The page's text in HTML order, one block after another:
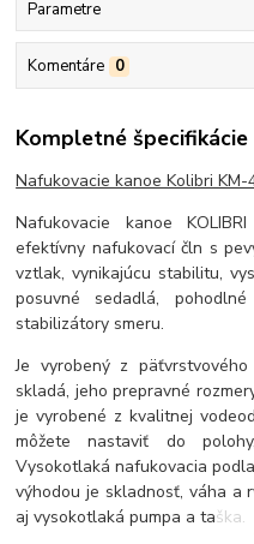
Parametre
Komentáre 0
Kompletné špecifikácie
Nafukovacie kanoe Kolibri KM-
Nafukovacie kanoe
efektívny nafukovací čln s
vztlak, vynikajúcu stabilitu,
posuvné sedadlá,
stabilizátory smeru.
Je vyrobený z
skladá, jeho prepravné
je vyrobené z kvalitnej
môžete nastaviť do
Vysokotlaká nafukovacia
výhodou je skladnosť, váha a
aj vysokotlaká pumpa a taška.